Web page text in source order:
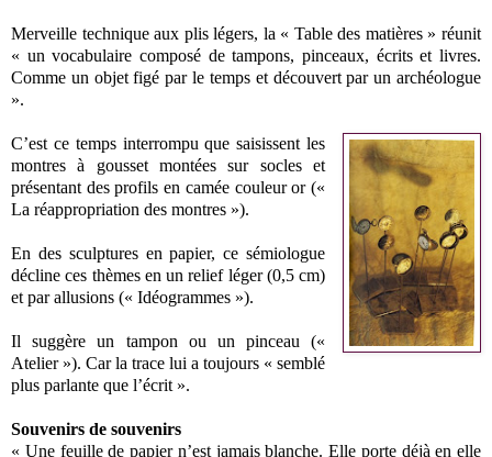
Merveille technique aux plis légers, la « Table des matières » réunit
« un vocabulaire composé de tampons, pinceaux, écrits et livres.
Comme un objet figé par le temps et découvert par un archéologue
».
C’est ce temps interrompu que saisissent les
montres à gousset montées sur socles et
présentant des profils en camée couleur or («
La réappropriation des montres »).
En des sculptures en papier, ce sémiologue
décline ces thèmes en un relief léger (0,5 cm)
et par allusions (« Idéogrammes »).
Il suggère un tampon ou un pinceau («
Atelier »). Car la trace lui a toujours « semblé
plus parlante que l’écrit ».
Souvenirs de souvenirs
« Une feuille de papier n’est jamais blanche. Elle porte déjà en elle